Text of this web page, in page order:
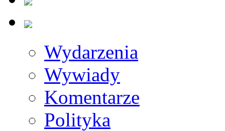
Wydarzenia
Wywiady
Komentarze
Polityka